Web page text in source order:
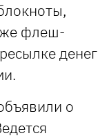
флеш-
денег
о